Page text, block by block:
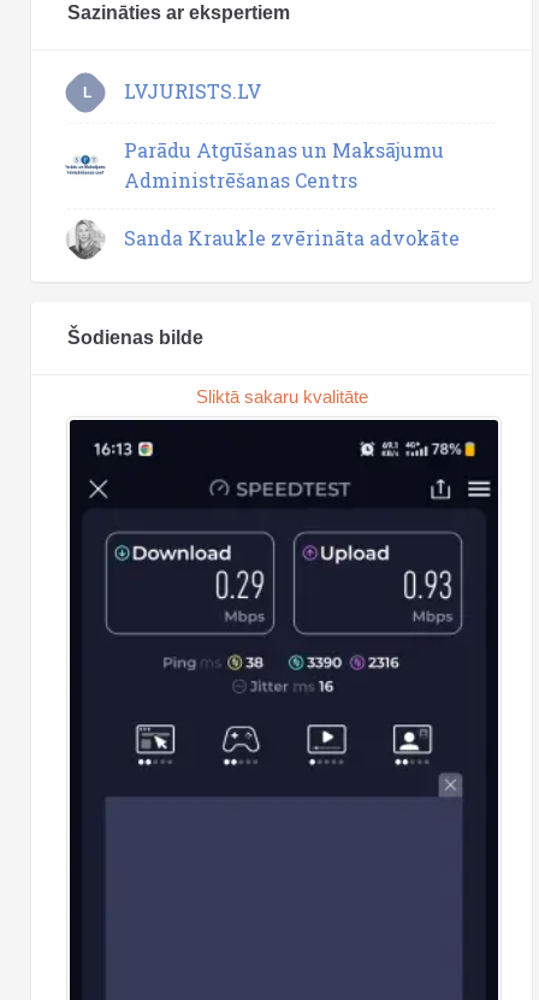
Sazināties ar ekspertiem
L LVJURISTS.LV
Parādu Atgūšanas un Maksājumu
Administrēšanas Centrs
Sanda Kraukle zvērināta advokāte
Šodienas bilde
Sliktā sakaru kvalitāte